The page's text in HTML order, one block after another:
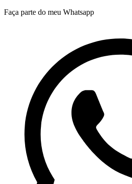
Ir
Faça parte do meu Whatsapp